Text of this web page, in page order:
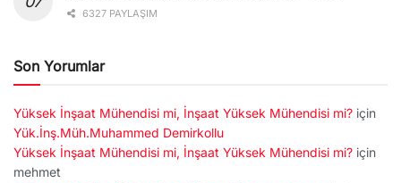
6327 PAYLAŞIM
Son Yorumlar
Yüksek İnşaat Mühendisi mi, İnşaat Yüksek Mühendisi mi? için
Yük.İnş.Müh.Muhammed Demirkollu
Yüksek İnşaat Mühendisi mi, İnşaat Yüksek Mühendisi mi? için
mehmet